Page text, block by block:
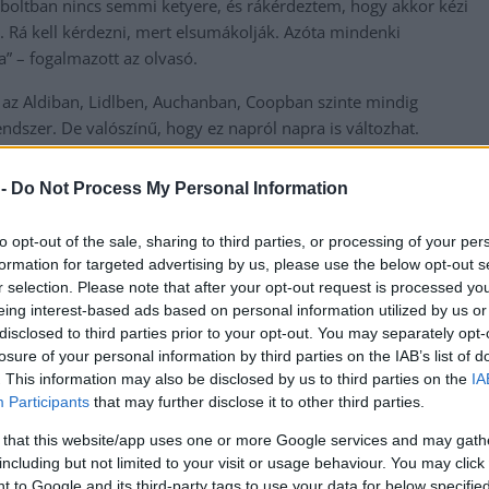
Do Not Process My Personal Information
opt-out of the sale, sharing to third parties, or processing of your
for targeted advertising by us, please use the below opt-out
selection. Please note that after your opt-out request is processed
interest-based ads based on personal information utilized by us
to third parties prior to your opt-out. You may separately
of your personal information by third parties on the IAB’s list of
This information may also be disclosed by us to third parties on the
Participants that may further disclose it to other third parties.
that this website/app uses one or more Google services and may
but not limited to your visit or usage behaviour. You may
to Google and its third-party tags to use your data for below
nincs semmi ketyere, és rákérdeztem, hogy akkor kézi
kell kérdezni, mert elsumákolják. Azóta mindenki
– fogalmazott az olvasó.
Aldiban, Lidlben, Auchanban, Coopban szinte mindig
De valószínű, hogy ez napról napra is változhat.
elkerülné a propagandát, iratkozzon fel
repont,Szolnok,üveg, visszaváltó
Brutális vonatbaleset, megint motorvonat elé hajtott egy
autós